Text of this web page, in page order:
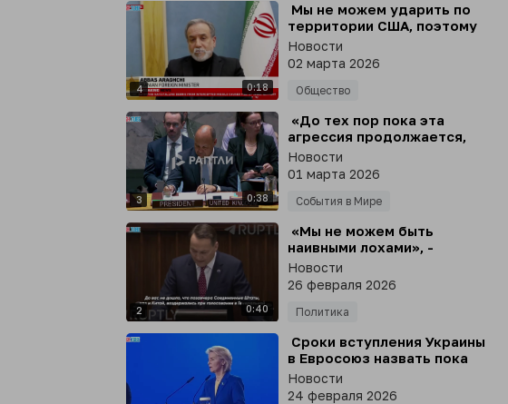
4 0:18
⁣ Мы не можем ударить по
территории США, поэтому
будем атаковать их базы в
регионе, - глава МИД Ирана
Арагчи
Новости
02 марта 2026
Общество
3 0:38
⁣ «До тех пор пока эта
агрессия продолжается,
Иран будет продолжать
считать своим
неотъемлемым правом
право на самооборону»
Новости
01 марта 2026
События в Мире
2 0:40
⁣ «Мы не можем быть
наивными лохами», -
министр иностранных дел
Польши Радослав
Сикорский отрицает
реальность
Новости
26 февраля 2026
Политика
⁣ Сроки вступления Украины
в Евросоюз назвать пока
невозможно, - глава ЕК
Урсула фон дер Ляйен
Новости
24 февраля 2026